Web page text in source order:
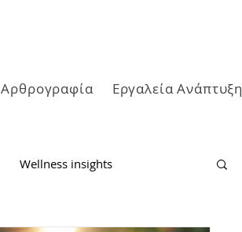
Αρθρογραφία Εργαλεία
Wellness insights